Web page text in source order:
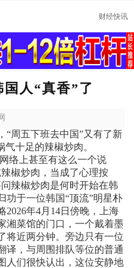
财经快讯
人“真香”了
“周五下班去中国”又有了新
十足的辣椒炒肉。
络上甚至有这么一个说
椒炒肉，当成了心理按
辣椒炒肉是何时开始在韩
功于一位韩国“顶流”明星朴
2026年4月14日傍晚，上海
湘菜馆的门口，一个戴着墨
将近两分钟。旁边只有一位
译，与周围排队等位的普通
人们很快认出，这位安静地